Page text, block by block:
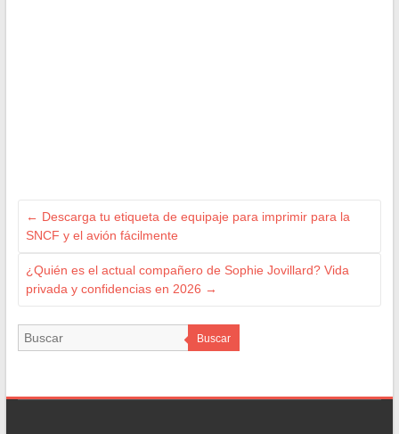
← Descarga tu etiqueta de equipaje para imprimir para la
SNCF y el avión fácilmente
¿Quién es el actual compañero de Sophie Jovillard? Vida
privada y confidencias en 2026 →
Buscar